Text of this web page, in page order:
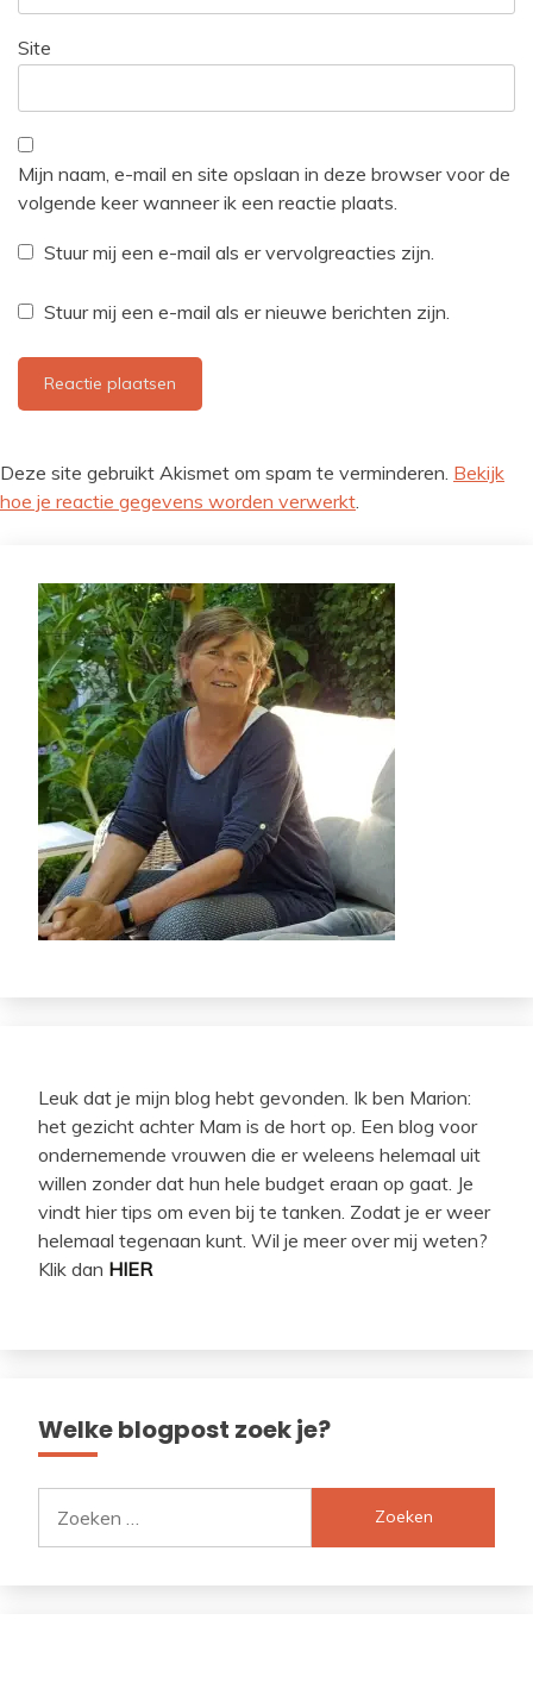
Site
Mijn naam, e-mail en site opslaan in deze browser voor de
volgende keer wanneer ik een reactie plaats.
Stuur mij een e-mail als er vervolgreacties zijn.
Stuur mij een e-mail als er nieuwe berichten zijn.
Deze site gebruikt Akismet om spam te verminderen. Bekijk
hoe je reactie gegevens worden verwerkt
Leuk dat je mijn blog hebt gevonden. Ik ben Marion:
het gezicht achter Mam is de hort op. Een blog voor
ondernemende vrouwen die er weleens helemaal uit
willen zonder dat hun hele budget eraan op gaat. Je
vindt hier tips om even bij te tanken. Zodat je er weer
helemaal tegenaan kunt. Wil je meer over mij weten?
Klik dan HIER
Welke blogpost zoek je?
naar: